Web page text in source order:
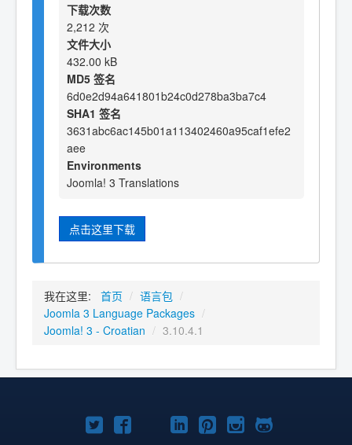
下载次数
2,212 次
文件大小
432.00 kB
MD5 签名
6d0e2d94a641801b24c0d278ba3ba7c4
SHA1 签名
3631abc6ac145b01a113402460a95caf1efe2
aee
Environments
Joomla! 3 Translations
点击这里下载
我在这里: 首页 / 语言包 /
Joomla 3 Language Packages /
Joomla! 3 - Croatian / 3.10.4.1
TwitterFacebookYouTube
LinkedIn
Pinterest
Instagram
GitHub